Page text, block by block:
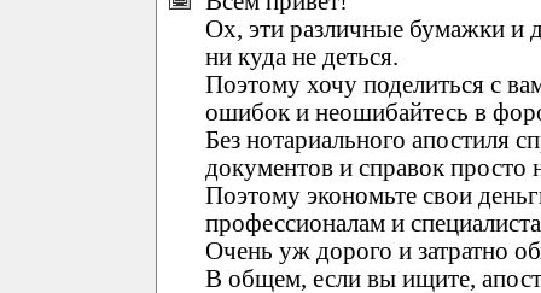
Ох, эти различные бумажки и
ни куда не деться.
Поэтому хочу поделиться с
ошибок и неошибайтесь в
Без нотариального апостиля
документов и справок просто
Поэтому экономьте свои
профессионалам и
Очень уж дорого и затратно
В общем, если вы ищите,